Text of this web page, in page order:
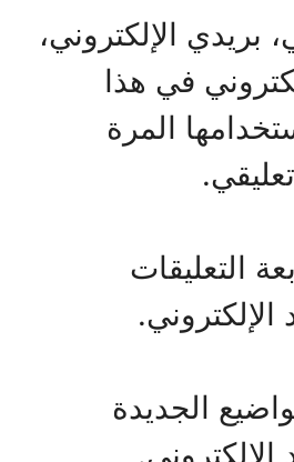
الإلكتروني،
في هذا
المرة
التعليقات
الجديدة